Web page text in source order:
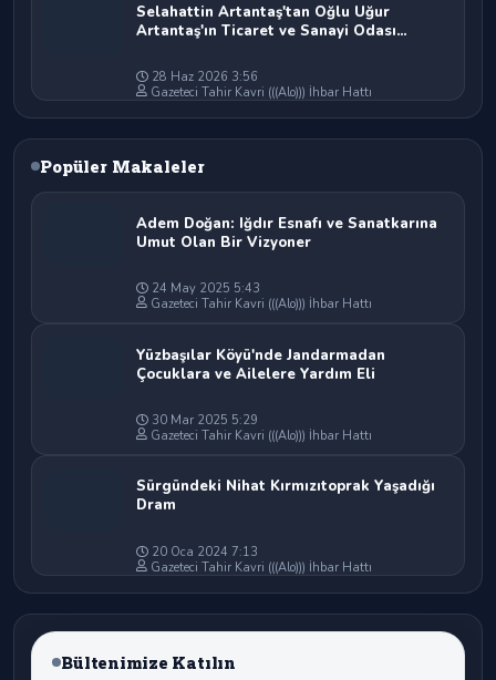
Selahattin Artantaş'tan Oğlu Uğur
Artantaş'ın Ticaret ve Sanayi Odası
Bahtın Açık Olsun Oğlum"
28 Haz 2026 3:56
Gazeteci Tahir Kavri (((Alo))) İhbar Hattı
Popüler Makaleler
Adem Doğan: Iğdır Esnafı ve Sanatkarına
Umut Olan Bir Vizyoner
24 May 2025 5:43
Gazeteci Tahir Kavri (((Alo))) İhbar Hattı
Yüzbaşılar Köyü'nde Jandarmadan
Çocuklara ve Ailelere Yardım Eli
30 Mar 2025 5:29
Gazeteci Tahir Kavri (((Alo))) İhbar Hattı
Sürgündeki Nihat Kırmızıtoprak Yaşadığı
Dram
20 Oca 2024 7:13
Gazeteci Tahir Kavri (((Alo))) İhbar Hattı
Bültenimize Katılın